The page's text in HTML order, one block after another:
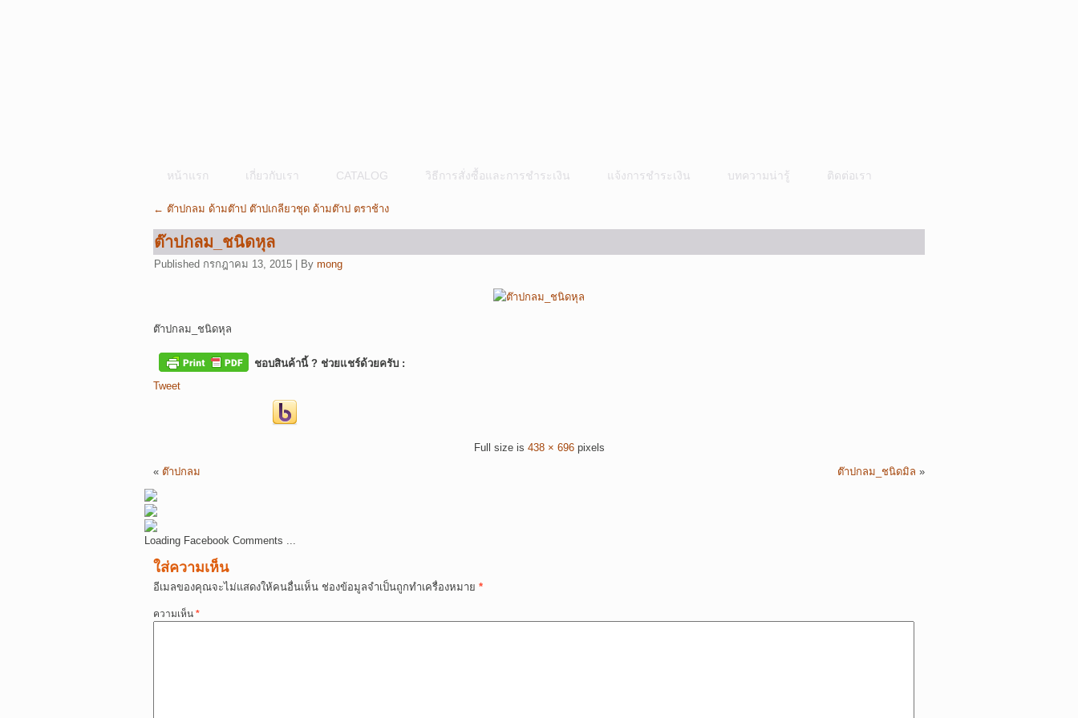
หน้าแรก เกี่ยวกับเรา CATALOG วิธีการสั่งซื้อและการชำระเงิน แจ้งการชำระเงิน บทความน่ารู้ ติดต่อเรา
← ต๊าปกลม ด้ามต๊าป ต๊าปเกลียวชุด ด้ามต๊าป ตราช้าง
ต๊าปกลม_ชนิดหุล
Published กรกฎาคม 13, 2015 By mong
ต๊าปกลม_ชนิดหุล
ชอบสินค้านี้ ? ช่วยแชร์ด้วยครับ :
Tweet
Full size is 438 × 696pixels
« ต๊าปกลม ต๊าปกลม_ชนิดมิล »
Loading Facebook Comments ...
ใส่ความเห็น
อีเมลของคุณจะไม่แสดงให้คนอื่นเห็น ช่องข้อมูลจำเป็นถูกทำเครื่องหมาย *
ความเห็น *